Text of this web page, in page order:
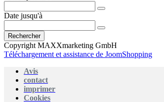
Date jusqu'à
Copyright MAXXmarketing GmbH
Téléchargement et assistance de JoomShopping
Avis
contact
imprimer
Cookies